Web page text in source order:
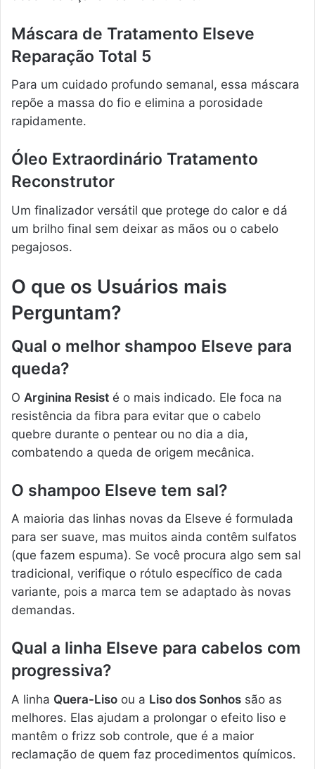
Máscara de Tratamento Elseve
Reparação Total 5
Para um cuidado profundo semanal, essa máscara
repõe a massa do fio e elimina a porosidade
rapidamente.
Óleo Extraordinário Tratamento
Reconstrutor
Um finalizador versátil que protege do calor e dá
um brilho final sem deixar as mãos ou o cabelo
pegajosos.
O que os Usuários mais
Perguntam?
Qual o melhor shampoo Elseve para
queda?
O Arginina Resist é o mais indicado. Ele foca na
resistência da fibra para evitar que o cabelo
quebre durante o pentear ou no dia a dia,
combatendo a queda de origem mecânica.
O shampoo Elseve tem sal?
A maioria das linhas novas da Elseve é formulada
para ser suave, mas muitos ainda contêm sulfatos
(que fazem espuma). Se você procura algo sem sal
tradicional, verifique o rótulo específico de cada
variante, pois a marca tem se adaptado às novas
demandas.
Qual a linha Elseve para cabelos com
progressiva?
A linha Quera-Liso ou a Liso dos Sonhos são as
melhores. Elas ajudam a prolongar o efeito liso e
mantêm o frizz sob controle, que é a maior
reclamação de quem faz procedimentos químicos.